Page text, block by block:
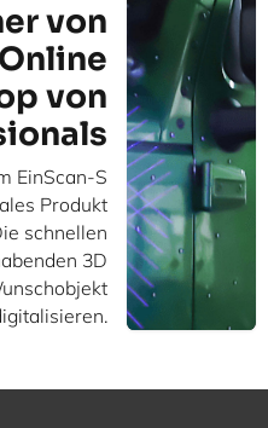
von
von
EinScan-S
Produkt
schnellen
3D